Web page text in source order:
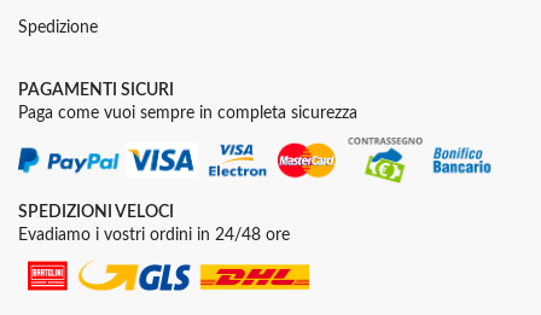
Spedizione
PAGAMENTI SICURI
Paga come vuoi sempre in completa sicurezza
SPEDIZIONI VELOCI
Evadiamo i vostri ordini in 24/48 ore